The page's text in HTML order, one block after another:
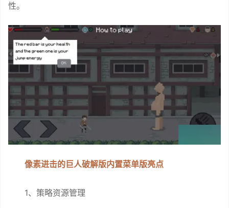
性。
像素进击的巨人破解版内置菜单版亮点
1、策略资源管理